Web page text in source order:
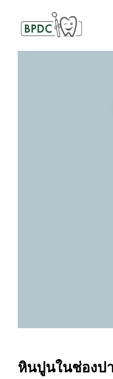
หินปูนในช่องป